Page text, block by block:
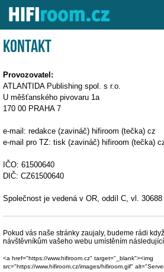
Server o Hi-Fi a AV technice
Kontakt
Provozovatel:
ATLANTIDA Publishing spol. s r.o.
U měšťanského pivovaru 1a
170 00 PRAHA 7
e-mail: redakce (zavináč) hifiroom (tečka) cz
e-mail pro TZ: tisk (zavináč) hifiroom (tečka)
IČO: 61500640
DIČ: CZ61500640
Společnost je vedená v OR, oddíl C, vl.
Pokud vás naše stránky zaujaly, budeme rádi
návštěvníkům vašeho webu umístěním
<a href="https://www.hifiroom.cz" target="_blank"><img
src="https://www.hifiroom.cz/images/hifiroom.gif"